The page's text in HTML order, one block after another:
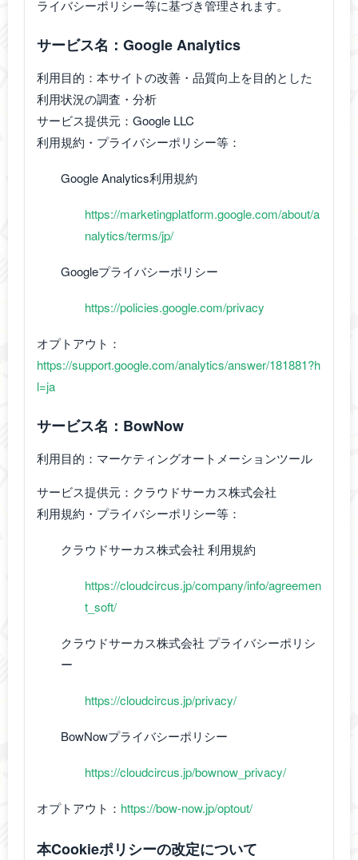
ライバシーポリシー等に基づき管理されます。
サービス名：Google Analytics
利用目的：本サイトの改善・品質向上を目的とした
利用状況の調査・分析
サービス提供元：Google LLC
利用規約・プライバシーポリシー等：
Google Analytics利用規約
https://marketingplatform.google.com/about/a
nalytics/terms/jp/
Googleプライバシーポリシー
https://policies.google.com/privacy
オプトアウト：
https://support.google.com/analytics/answer/181881?h
l=ja
サービス名：BowNow
利用目的：マーケティングオートメーションツール
サービス提供元：クラウドサーカス株式会社
利用規約・プライバシーポリシー等：
クラウドサーカス株式会社 利用規約
https://cloudcircus.jp/company/info/agreemen
t_soft/
クラウドサーカス株式会社 プライバシーポリシ
ー
https://cloudcircus.jp/privacy/
BowNowプライバシーポリシー
https://cloudcircus.jp/bownow_privacy/
オプトアウト： https://bow-now.jp/optout/
本Cookieポリシーの改定について